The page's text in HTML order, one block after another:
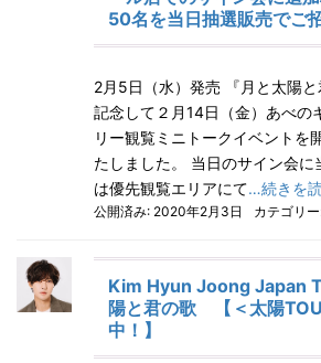
50名を当日抽選販売でご
2月5日（水）発売 『月と太陽
記念して２月14日（金）あべの
リー観覧ミニトークイベントを
たしました。 当日のサイン会に
は優先観覧エリアにて…続きを
公開済み: 2020年2月3日 カテゴリ
Kim Hyun Joong Japan
陽と君の歌 【＜太陽
中！】